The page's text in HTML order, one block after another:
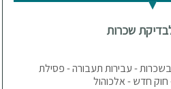
שכרות
בשכרות - עבירות תעבורה - פסילת
חוק חדש - אלכוהול